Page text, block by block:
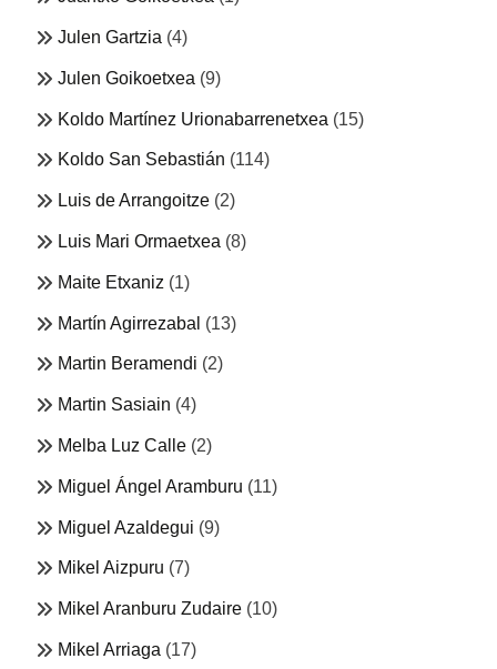
Julen Gartzia (4)
Julen Goikoetxea (9)
Koldo Martínez Urionabarrenetxea (15)
Koldo San Sebastián (114)
Luis de Arrangoitze (2)
Luis Mari Ormaetxea (8)
Maite Etxaniz (1)
Martín Agirrezabal (13)
Martin Beramendi (2)
Martin Sasiain (4)
Melba Luz Calle (2)
Miguel Ángel Aramburu (11)
Miguel Azaldegui (9)
Mikel Aizpuru (7)
Mikel Aranburu Zudaire (10)
Mikel Arriaga (17)